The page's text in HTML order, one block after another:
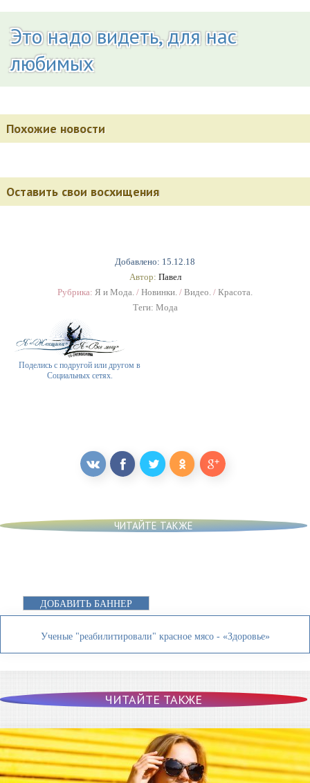
Добавлено: 15.12.18
Автор: Павел
Рубрика: Я и Мода. / Новинки. / Видео. / Красота.
Теги: Мода
Поделись с подругой или другом в
Социальных сетях.
Это надо видеть, для нас
любимых
Похожие новости
Оставить свои восхищения
ЧИТАЙТЕ ТАКЖЕ
ДОБАВИТЬ БАННЕР
Ученые "реабилитировали" красное мясо - «Здоровье»
ЧИТАЙТЕ ТАКЖЕ